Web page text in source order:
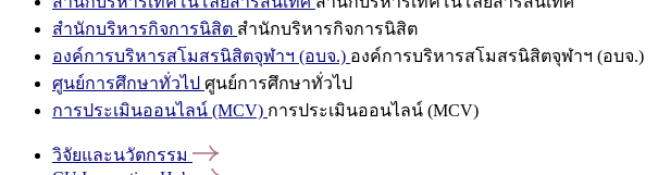
สำนักบริหารกิจการนิสิต สำนักบริหารกิจการนิสิต
องค์การบริหารสโมสรนิสิตจุฬาฯ (อบจ.) องค์การบริหารสโมสรนิสิตจุฬาฯ (อบจ.)
ศูนย์การศึกษาทั่วไป ศูนย์การศึกษาทั่วไป
การประเมินออนไลน์ (MCV) การประเมินออนไลน์ (MCV)
วิจัยและนวัตกรรม